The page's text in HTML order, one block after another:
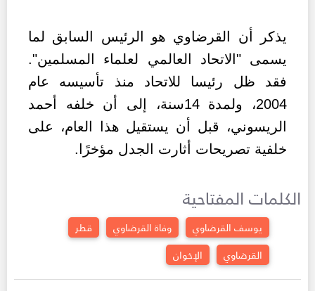
يذكر أن القرضاوي هو الرئيس السابق لما
يسمى "الاتحاد العالمي لعلماء المسلمين".
فقد ظل رئيسا للاتحاد منذ تأسيسه عام
2004، ولمدة 14سنة، إلى أن خلفه أحمد
الريسوني، قبل أن يستقيل هذا العام، على
خلفية تصريحات أثارت الجدل مؤخرًا.
الكلمات المفتاحية
يوسف القرضاوي وفاة القرضاوي
قطر
القرضاوي
الإخوان